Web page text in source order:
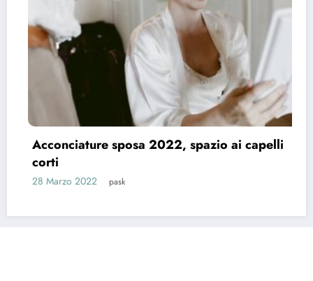
ai capelli
Le acconciature di tendenza per
2021
26 Marzo 2021 pask